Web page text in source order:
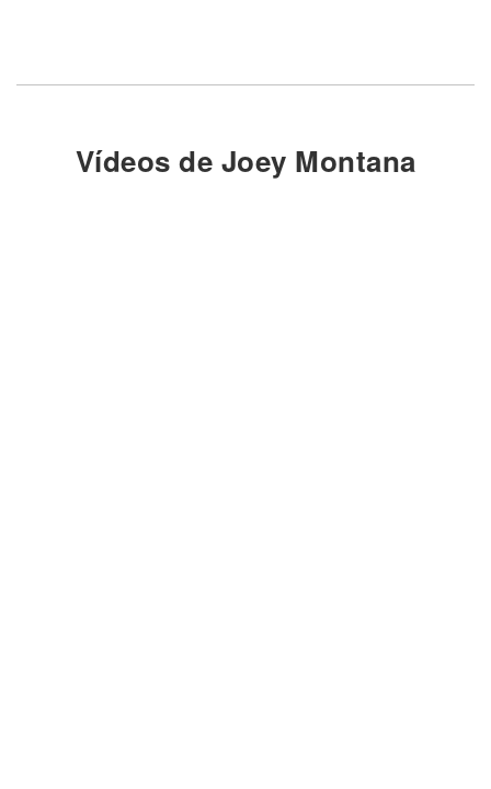
Vídeos de Joey Montana